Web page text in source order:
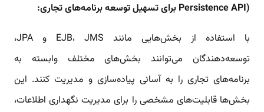
Persistence API) برای تسهیل توسعه برنامه‌های تجاری:
با استفاده از بخش‌هایی مانند EJB، JMS و JPA،
توسعه‌دهندگان می‌توانند بخش‌های مختلف وابسته به
برنامه‌های تجاری را به آسانی پیاده‌سازی و مدیریت کنند. این
بخش‌ها قابلیت‌های مشخصی را برای مدیریت نگهداری اطلاعات،